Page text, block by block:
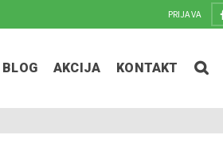
PRIJAVA
BLOG AKCIJA KONTAKT